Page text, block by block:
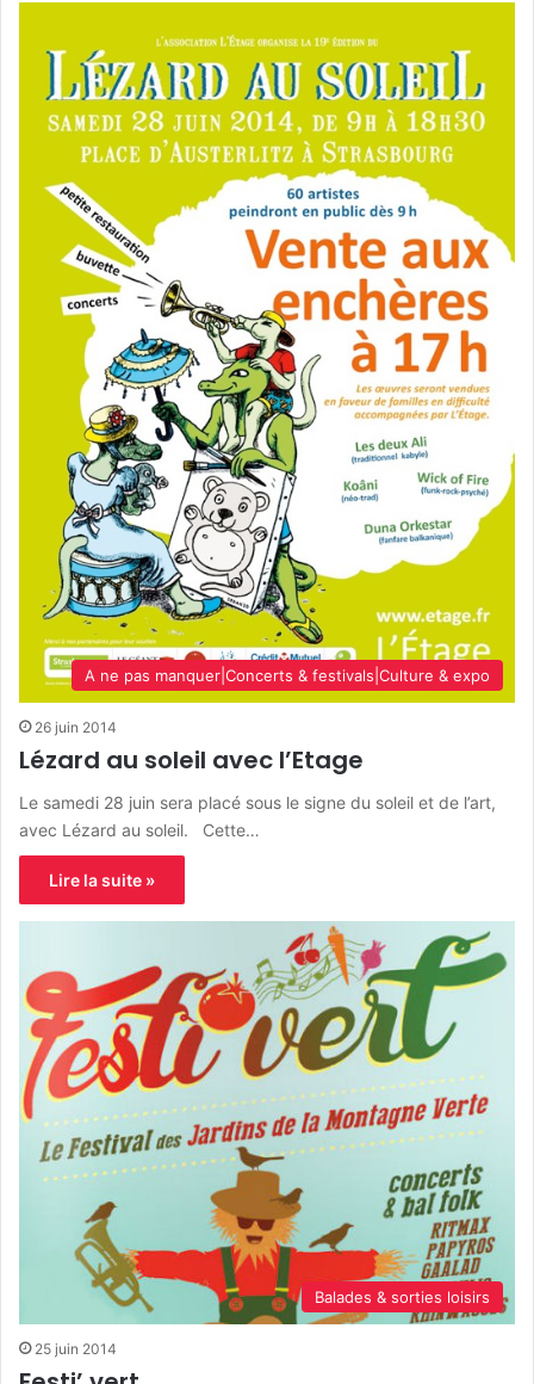
A ne pas manquer|Concerts & festivals|Culture & expo
26 juin 2014
Lézard au soleil avec l’Etage
Le samedi 28 juin sera placé sous le signe du soleil et de l’art,
avec Lézard au soleil. Cette…
Lire la suite »
Balades & sorties loisirs
25 juin 2014